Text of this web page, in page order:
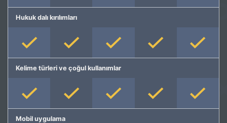
Hukuk dalı kırılımları
Kelime türleri ve çoğul kullanımlar
Mobil uygulama